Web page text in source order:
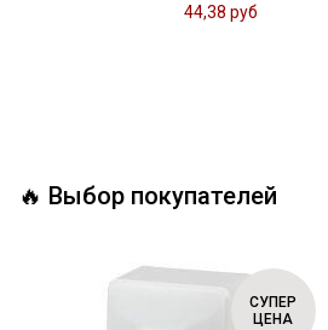
44,38 руб
🔥 Выбор покупателей
СУПЕР
ЦЕНА